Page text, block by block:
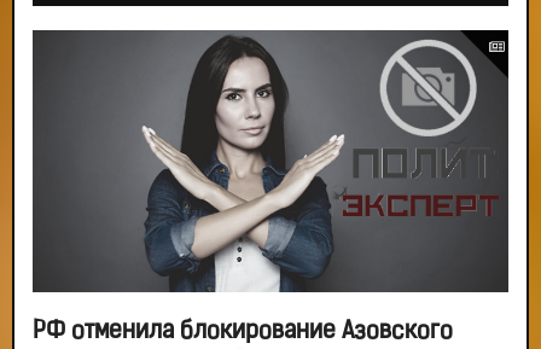
РФ отменила блокирование Азовского